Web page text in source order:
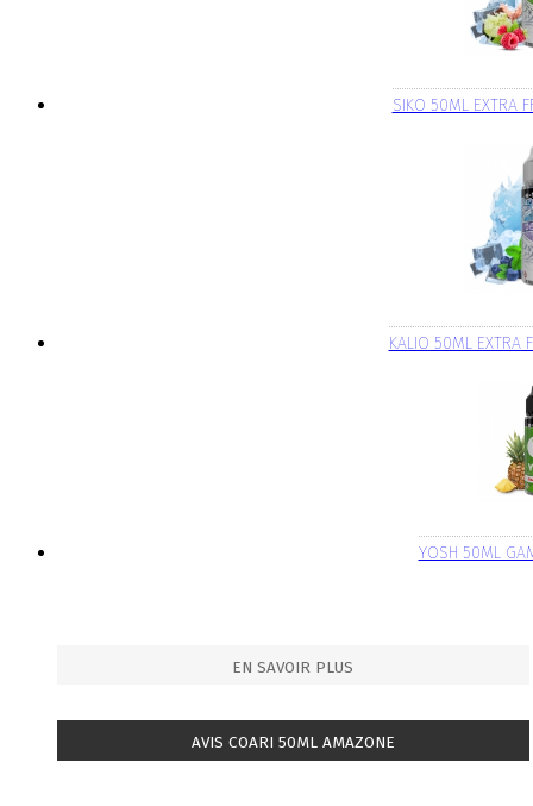
SIKO 50ML EXTRA
KALIO 50ML EXTRA
YOSH 50ML
EN SAVOIR PLUS
AVIS COARI 50ML AMAZONE